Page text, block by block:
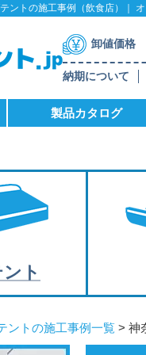
ントの施工事例（飲食店）｜
卸値価格
納期について
製品カタログ
ト
ントの施工事例一覧 > 神